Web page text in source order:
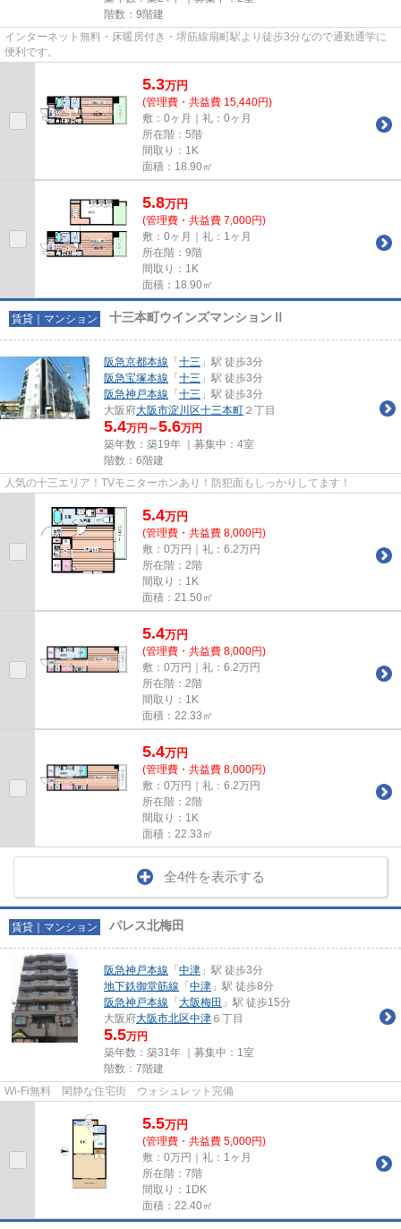
階数：9階建
インターネット無料・床暖房付き・堺筋線扇町駅より徒歩3分なので通勤通学に
便利です。
5.3万円
(管理費・共益費 15,440円)
敷：0ヶ月｜礼：0ヶ月
所在階：5階
間取り：1K
面積：18.90㎡
5.8万円
(管理費・共益費 7,000円)
敷：0ヶ月｜礼：1ヶ月
所在階：9階
間取り：1K
面積：18.90㎡
賃貸｜マンション 十三本町ウインズマンションⅡ
阪急京都本線 「 十三 」駅 徒歩3分
阪急宝塚本線 「 十三 」駅 徒歩3分
阪急神戸本線 「 十三 」駅 徒歩3分
大阪府大阪市淀川区十三本町 ２丁目
5.4万円～5.6万円
築年数：築19年 ｜募集中： 4室
階数：6階建
人気の十三エリア！TVモニターホンあり！防犯面もしっかりしてます！
5.4万円
(管理費・共益費 8,000円)
敷：0万円｜礼：6.2万円
所在階：2階
間取り：1K
面積：21.50㎡
5.4万円
(管理費・共益費 8,000円)
敷：0万円｜礼：6.2万円
所在階：2階
間取り：1K
面積：22.33㎡
5.4万円
(管理費・共益費 8,000円)
敷：0万円｜礼：6.2万円
所在階：2階
間取り：1K
面積：22.33㎡
全4件を表示する
賃貸｜マンション パレス北梅田
阪急神戸本線 「 中津 」駅 徒歩3分
地下鉄御堂筋線 「 中津 」駅 徒歩8分
阪急神戸本線 「 大阪梅田 」駅 徒歩15分
大阪府大阪市北区中津 ６丁目
5.5万円
築年数：築31年 ｜募集中： 1室
階数：7階建
Wi-Fi無料 閑静な住宅街 ウォシュレット完備
5.5万円
(管理費・共益費 5,000円)
敷：0万円｜礼：1ヶ月
所在階：7階
間取り：1DK
面積：22.40㎡